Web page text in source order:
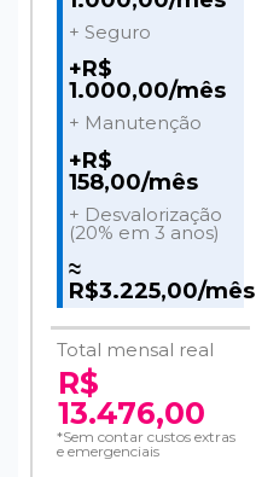
+ Seguro
+R$
1.000,00/mês
+ Manutenção
+R$
158,00/mês
+ Desvalorização
(20% em 3 anos)
≈
R$3.225,00/mês
Total mensal real
R$
13.476,00
*Sem contar custos extras
e emergenciais